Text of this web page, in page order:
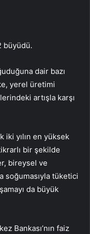
büyüdü.
dair bazı
yerel üretimi
artışla karşı
iki yılın en yüksek
bir şekilde
bireysel ve
soğumasıyla tüketici
da büyük
Bankası’nın faiz